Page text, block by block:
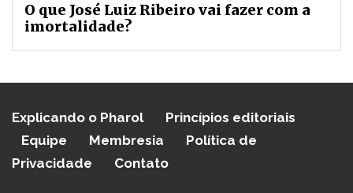
O que José Luiz Ribeiro vai fazer com a
imortalidade?
Explicando o Pharol
Princípios editoriais
Equipe
Membresia
Política de
Privacidade
Contato